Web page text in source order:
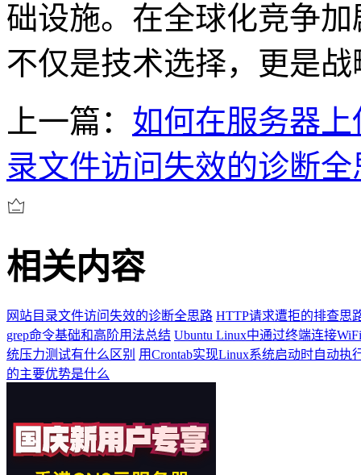
础设施。在全球化竞争
不仅是技术选择，更是
上一篇： 如何在服务器上
录文件访问失效的诊断全
相关内容
网站目录文件访问失效的诊断全思路 HTTP请求遭拒的排查思
grep命令基础和高阶用法总结 Ubuntu Linux中通过终端连接
统压力测试有什么区别 用Crontab实现Linux系统启动时自动执
的主要优势是什么